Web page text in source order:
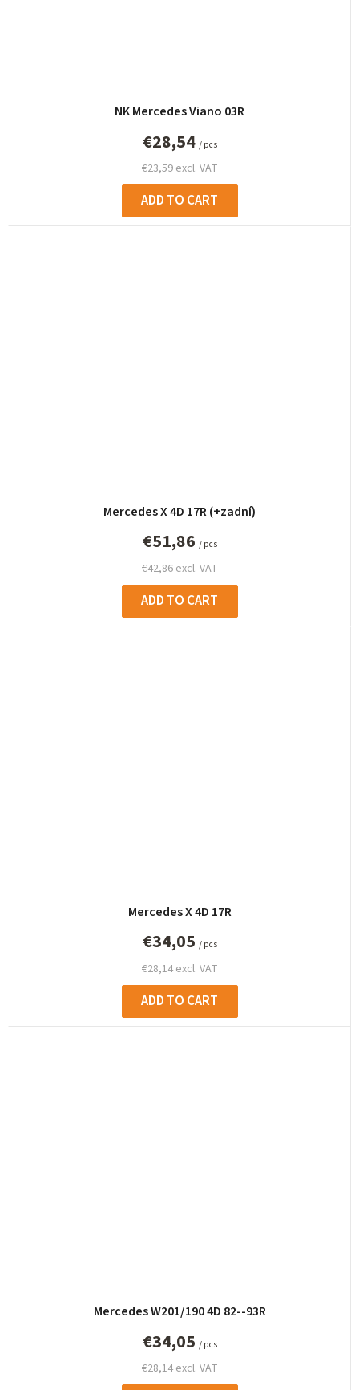
NK Mercedes Viano 03R
€23,59 excl. VAT
€28,54 / pcs
ADD TO CART
Mercedes X 4D 17R (+zadní)
€42,86 excl. VAT
€51,86 / pcs
ADD TO CART
Mercedes X 4D 17R
€28,14 excl. VAT
€34,05 / pcs
ADD TO CART
Mercedes W201/190 4D 82--93R
€28,14 excl. VAT
€34,05 / pcs